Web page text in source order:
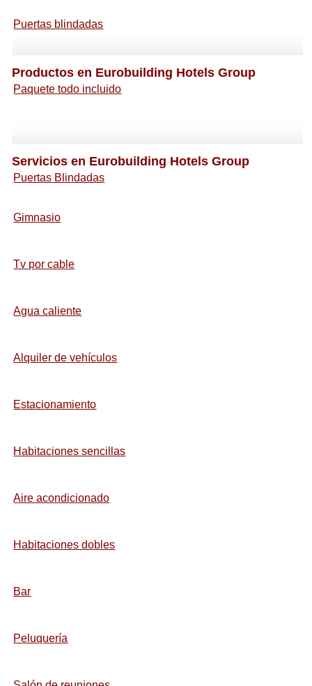
Puertas blindadas
Productos en Eurobuilding Hotels Group
Paquete todo incluido
Servicios en Eurobuilding Hotels Group
Puertas Blindadas
Gimnasio
Tv por cable
Agua caliente
Alquiler de vehículos
Estacionamiento
Habitaciones sencillas
Aire acondicionado
Habitaciones dobles
Bar
Peluquería